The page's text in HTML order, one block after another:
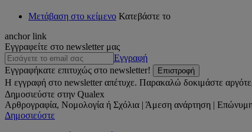
Μετάβαση στο κείμενο Κατεβάστε το
anchor link
Εγγραφείτε στο newsletter μας
Εγγραφή
Εγγραφήκατε επιτυχώς στο newsletter!
Επιστροφή
Η εγγραφή στο newsletter απέτυχε. Παρακαλώ δοκιμάστε
Δημοσιεύστε στην Qualex
Αρθρογραφία, Νομολογία ή Σχόλια | Άμεση ανάρτηση |
Δημοσιεύστε